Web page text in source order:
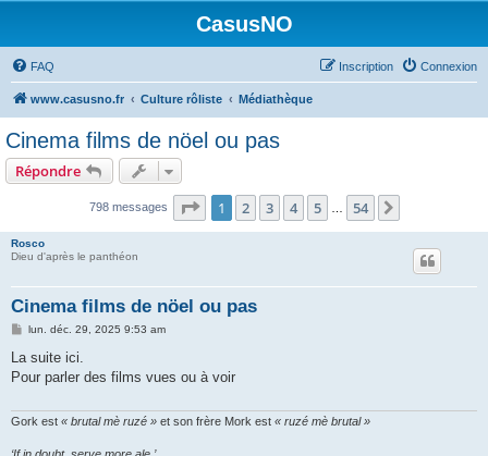
CasusNO
FAQ Connexion
Inscription
www.casusno.fr Culture rôliste Médiathèque
Cinema films de nöel ou pas
Répondre
798 messages Page 1sur54
1 2 3 4 5 54
Rosco
Dieu d'après le panthéon
Cinema films de nöel ou pas
M
s
a
lun. déc. 29, 2025 9:53 am
La suite ici.
Pour parler des films vues ou à voir
Gork est « brutal mè ruzé » et son frère Mork est « ruzé mè brutal »